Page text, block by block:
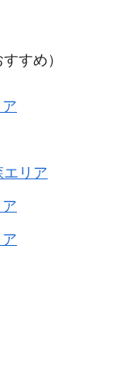
すめ）
エリア